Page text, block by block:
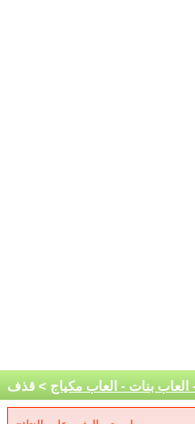
- العاب بنات - العاب مكياج > قذف